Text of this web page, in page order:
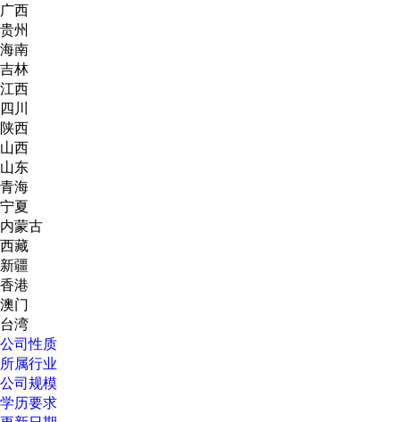
广西
贵州
海南
吉林
江西
四川
陕西
山西
山东
青海
宁夏
内蒙古
西藏
新疆
香港
澳门
台湾
公司性质
所属行业
公司规模
学历要求